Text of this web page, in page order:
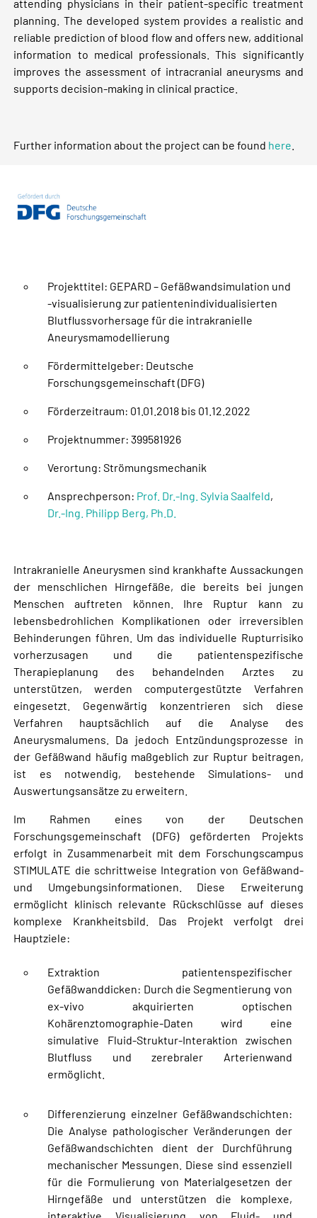
attending physicians in their patient-specific treatment
planning. The developed system provides a realistic and
reliable prediction of blood flow and offers new, additional
information to medical professionals. This significantly
improves the assessment of intracranial aneurysms and
supports decision-making in clinical practice.
Further information about the project can be found here
Projekttitel: GEPARD – Gefäßwandsimulation und
-visualisierung zur patientenindividualisierten
Blutflussvorhersage für die intrakranielle
Aneurysmamodellierung
Fördermittelgeber: Deutsche
Forschungsgemeinschaft (DFG)
Förderzeitraum: 01.01.2018 bis 01.12.2022
Projektnummer: 399581926
Verortung: Strömungsmechanik
Ansprechperson: Prof. Dr.-Ing. Sylvia Saalfeld,
Dr.-Ing. Philipp Berg, Ph.D.
Intrakranielle Aneurysmen sind krankhafte Aussackungen
der menschlichen Hirngefäße, die bereits bei jungen
Menschen auftreten können. Ihre Ruptur kann zu
lebensbedrohlichen Komplikationen oder irreversiblen
Behinderungen führen. Um das individuelle Rupturrisiko
vorherzusagen und die patientenspezifische
Therapieplanung des behandelnden Arztes zu
unterstützen, werden computergestützte Verfahren
eingesetzt. Gegenwärtig konzentrieren sich diese
Verfahren hauptsächlich auf die Analyse des
Aneurysmalumens. Da jedoch Entzündungsprozesse in
der Gefäßwand häufig maßgeblich zur Ruptur beitragen,
ist es notwendig, bestehende Simulations- und
Auswertungsansätze zu erweitern.
Im Rahmen eines von der Deutschen
Forschungsgemeinschaft (DFG) geförderten Projekts
erfolgt in Zusammenarbeit mit dem Forschungscampus
STIMULATE die schrittweise Integration von Gefäßwand-
und Umgebungsinformationen. Diese Erweiterung
ermöglicht klinisch relevante Rückschlüsse auf dieses
komplexe Krankheitsbild. Das Projekt verfolgt drei
Hauptziele:
Extraktion patientenspezifischer
Gefäßwanddicken: Durch die Segmentierung von
ex-vivo akquirierten optischen
Kohärenztomographie-Daten wird eine
simulative Fluid-Struktur-Interaktion zwischen
Blutfluss und zerebraler Arterienwand
ermöglicht.
Differenzierung einzelner Gefäßwandschichten:
Die Analyse pathologischer Veränderungen der
Gefäßwandschichten dient der Durchführung
mechanischer Messungen. Diese sind essenziell
für die Formulierung von Materialgesetzen der
Hirngefäße und unterstützen die komplexe,
interaktive Visualisierung von Fluid- und